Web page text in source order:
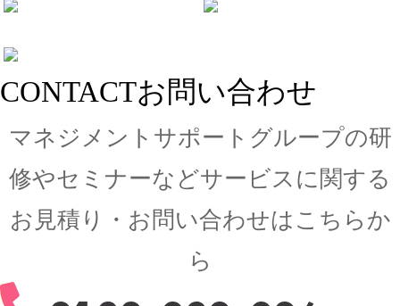
CONTACTお問い合わせ
マネジメントサポートグループの研
修やセミナーなどサービスに関する
お見積り・ お問い合わせはこちらか
ら